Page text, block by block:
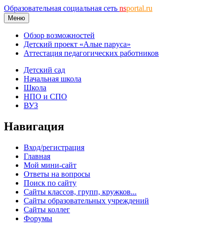
Образовательная социальная сеть nsportal.ru
Меню
Обзор возможностей
Детский проект «Алые паруса»
Аттестация педагогических работников
Детский сад
Начальная школа
Школа
НПО и СПО
ВУЗ
Навигация
Вход/регистрация
Главная
Мой мини-сайт
Ответы на вопросы
Поиск по сайту
Сайты классов, групп, кружков...
Сайты образовательных учреждений
Сайты коллег
Форумы